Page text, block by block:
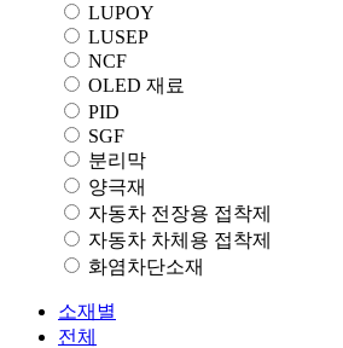
LUPOY
LUSEP
NCF
OLED 재료
PID
SGF
분리막
양극재
자동차 전장용 접착제
자동차 차체용 접착제
화염차단소재
소재별
전체